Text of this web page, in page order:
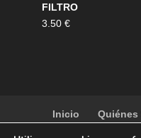
FILTRO
3.50 €
Inicio Quiénes